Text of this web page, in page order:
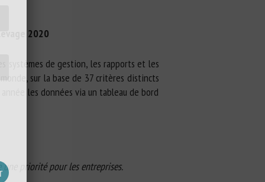
2020
systèmes de gestion, les rapports et les
sur la base de 37 critères distincts
les données via un tableau de bord
une priorité pour les entreprises.